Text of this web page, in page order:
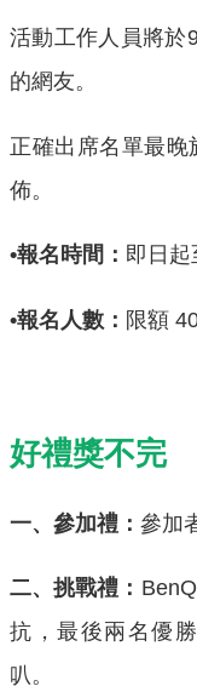
活動工作人員將於
的網友。
正確出席名單最晚
佈。
•報名時間： 即日
•報名人數： 限額
好禮獎不完
一、參加禮： 參加
二、挑戰禮：
抗，最後兩名優
叭。